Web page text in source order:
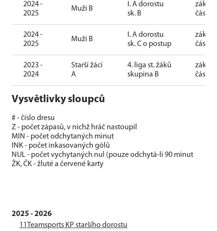
2024 -
2025
Muži B
I. A dorostu
sk. B
část
2024 -
2025
Muži B
I. A dorostu
sk. C o postup
část
2023 -
2024
Starší žáci
A
4. liga st. žáků
skupina B
část
Vysvětlivky sloupců
# - číslo dresu
Z - počet zápasů, v nichž hráč nastoupil
MIN - počet odchytaných minut
INK - počet inkasovaných gólů
NUL - počet vychytaných nul (pouze odchytá-li 90 minut
ŽK, ČK - žluté a červené karty
2025 - 2026
11Teamsports KP staršího dorostu